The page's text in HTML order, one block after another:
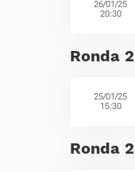
26/01/25
20:30
Ronda
25/01/25
15:30
Ronda